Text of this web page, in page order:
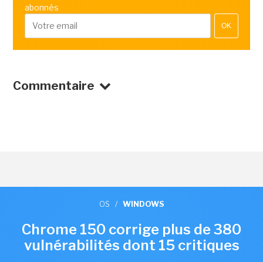
abonnés
OK
Commentaire
OS / WINDOWS
Chrome 150 corrige plus de 380
vulnérabilités dont 15 critiques